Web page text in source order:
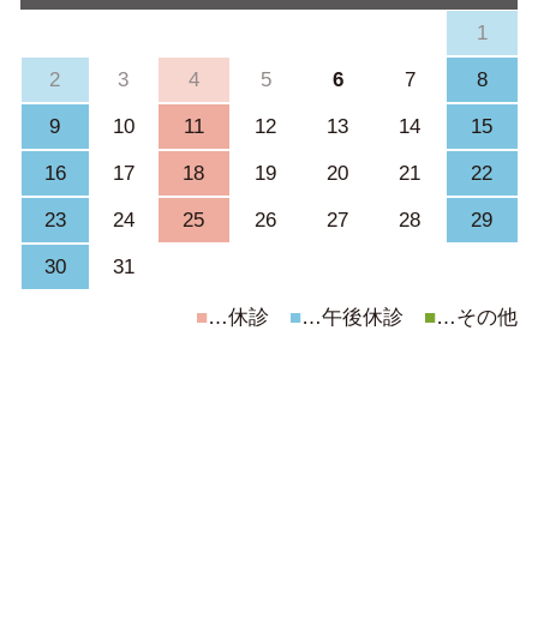
1
2
3 4 5 6 7
8
9
10 11 12 13 14
15
16
17 18 19 20 21
22
23
24 25 26 27 28
29
30
31
■…休診 ■…午後休診 ■…その他